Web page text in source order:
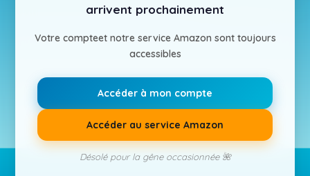
arrivent prochainement
Votre compteet notre service Amazon sont toujours
accessibles
Accéder à mon compte
Accéder au service Amazon
Désolé pour la gêne occasionnée 🌺